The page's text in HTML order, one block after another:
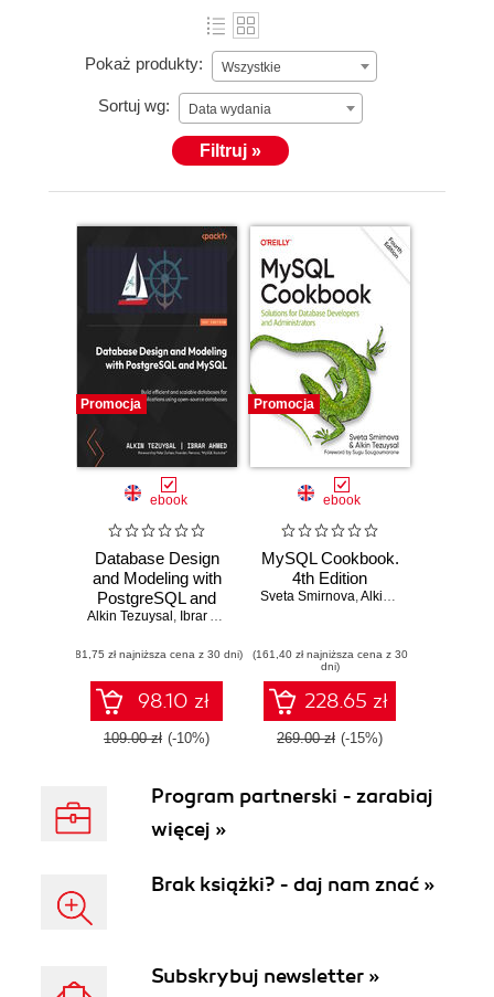
Pokaż produkty: Wszystkie
Sortuj wg: Data wydania
Filtruj »
Promocja
ebook
Database Design
and Modeling with
PostgreSQL and
MySQL. Build
scalable databases
for modern
applications using
open source
databases
Alkin Tezuysal , Ibrar Ahmed
(81,75 zł najniższa cena z 30 dni)
98.10 zł
109.00 zł (-10%)
Promocja
ebook
MySQL Cookbook.
4th Edition
Sveta Smirnova,Alkin Tezuysal
(161,40 zł najniższa cena z 30
dni)
228.65 zł
269.00 zł (-15%)
Program partnerski - zarabiaj
więcej »
Brak książki? - daj nam znać »
Subskrybuj newsletter »